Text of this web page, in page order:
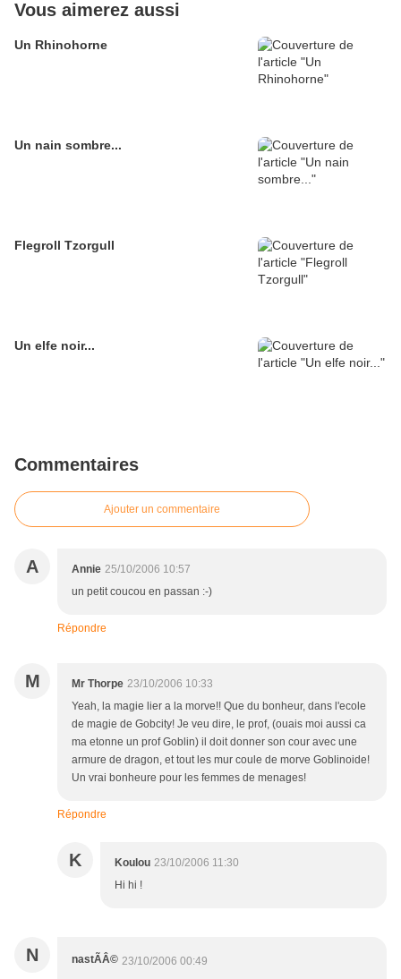
Vous aimerez aussi
Un Rhinohorne
Un nain sombre...
Flegroll Tzorgull
Un elfe noir...
Commentaires
Ajouter un commentaire
A Annie 25/10/2006 10:57
un petit coucou en passan :-)
Répondre
M Mr Thorpe 23/10/2006 10:33
Yeah, la magie lier a la morve!! Que du bonheur, dans l'ecole
de magie de Gobcity! Je veu dire, le prof, (ouais moi aussi ca
ma etonne un prof Goblin) il doit donner son cour avec une
armure de dragon, et tout les mur coule de morve Goblinoide!
Un vrai bonheure pour les femmes de menages!
Répondre
K Koulou 23/10/2006 11:30
Hi hi !
N nastÃÂ© 23/10/2006 00:49